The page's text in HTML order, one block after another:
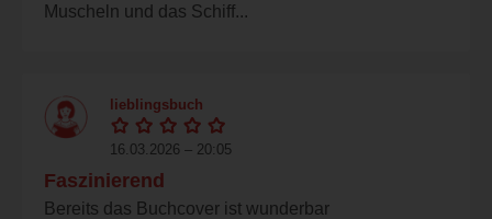
Muscheln und das Schiff...
lieblingsbuch
16.03.2026 – 20:05
Faszinierend
Bereits das Buchcover ist wunderbar